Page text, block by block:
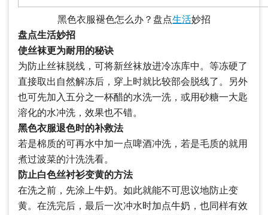
黑色衣服褪色怎么办？盘点生活妙招
盘点生活妙招
使丝袜更为耐用的秘诀
为防止丝袜脱线，可将新丝袜放进冷冻库中。等冻硬了
直接取出自然解冻后，穿上时就比较部会脱线了。另外
也可先加入五分之一杯醋的水洗一洗，或用砂糖一大匙
溶化的水冲洗，效果也不错。
黑色衣服退色时的补救法
若是棉质的可再水中加一点啤酒冲洗，若是毛质的就用
煮过波菜的汁洗洗看。
防止白色丝衬衫变黄的方法
在洗之前，先涂上牛奶。如此就能不可思议地防止变
黄。在洗完后，最后一次冲水时加点牛奶，也同样有效